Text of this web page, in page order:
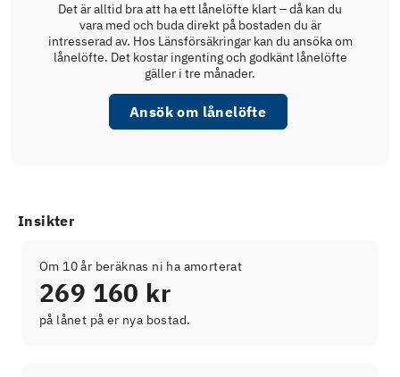
Det är alltid bra att ha ett lånelöfte klart – då kan du
vara med och buda direkt på bostaden du är
intresserad av. Hos Länsförsäkringar kan du ansöka om
lånelöfte. Det kostar ingenting och godkänt lånelöfte
gäller i tre månader.
Ansök om lånelöfte
Insikter
Om 10 år beräknas ni ha amorterat
269 160 kr
på lånet på er nya bostad.